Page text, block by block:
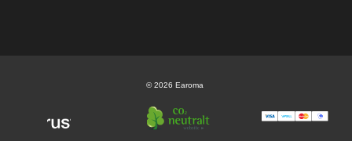
© 2026 Earoma